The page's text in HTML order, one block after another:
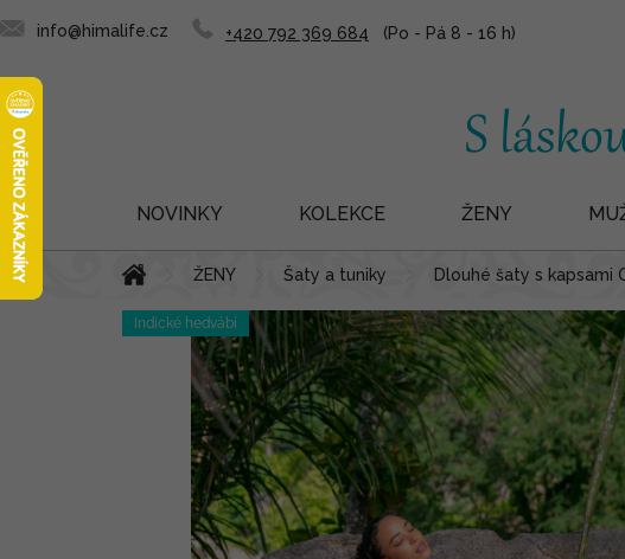
Přejít
na
obsah
+420 792 369 684
info@himalife.cz
NOVINKY KOLEKCE ŽENY
Domů ŽENY Šaty a tuniky Dlouhé šaty s kapsami
Indické hedvábí